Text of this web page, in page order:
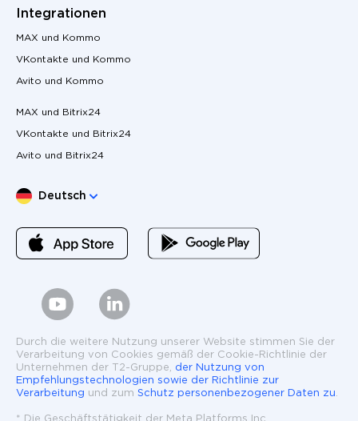
Integrationen
MAX und Kommo
VKontakte und Kommo
Avito und Kommo
MAX und Bitrix24
VKontakte und Bitrix24
Avito und Bitrix24
Sprache wählen
Deutsch
Durch die weitere Nutzung unserer Website stimmen Sie der
Verarbeitung von Cookies gemäß der Cookie-Richtlinie der
Unternehmen der T2-Gruppe, der Nutzung von
Empfehlungstechnologien sowie der Richtlinie zur
Verarbeitung und zum Schutz personenbezogener Daten zu
* Die Geschäftstätigkeit der Meta Platforms Inc.,